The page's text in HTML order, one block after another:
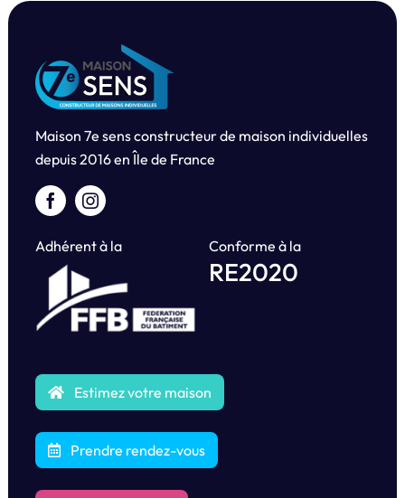
Maison 7e sens constructeur de maison individuelles
depuis2016 en Île de France
Adhérent à la Conforme à la
RE2020
Estimez votre maison
Prendre rendez-vous